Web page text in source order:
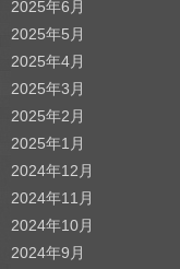
2025年6月
2025年5月
2025年4月
2025年3月
2025年2月
2025年1月
2024年12月
2024年11月
2024年10月
2024年9月